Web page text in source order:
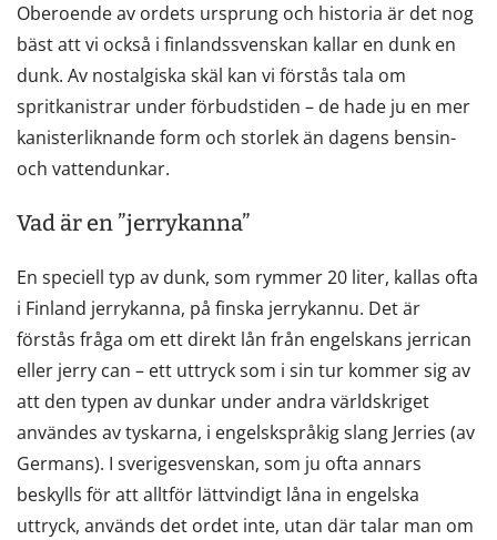
Oberoende av ordets ursprung och historia är det nog
bäst att vi också i finlandssvenskan kallar en dunk en
dunk. Av nostalgiska skäl kan vi förstås tala om
spritkanistrar under förbudstiden – de hade ju en mer
kanisterliknande form och storlek än dagens bensin-
och vattendunkar.
Vad är en ”jerrykanna”
En speciell typ av dunk, som rymmer 20 liter, kallas ofta
i Finland jerrykanna, på finska jerrykannu. Det är
förstås fråga om ett direkt lån från engelskans jerrican
eller jerry can – ett uttryck som i sin tur kommer sig av
att den typen av dunkar under andra världskriget
användes av tyskarna, i engelskspråkig slang Jerries (av
Germans). I sverigesvenskan, som ju ofta annars
beskylls för att alltför lättvindigt låna in engelska
uttryck, används det ordet inte, utan där talar man om